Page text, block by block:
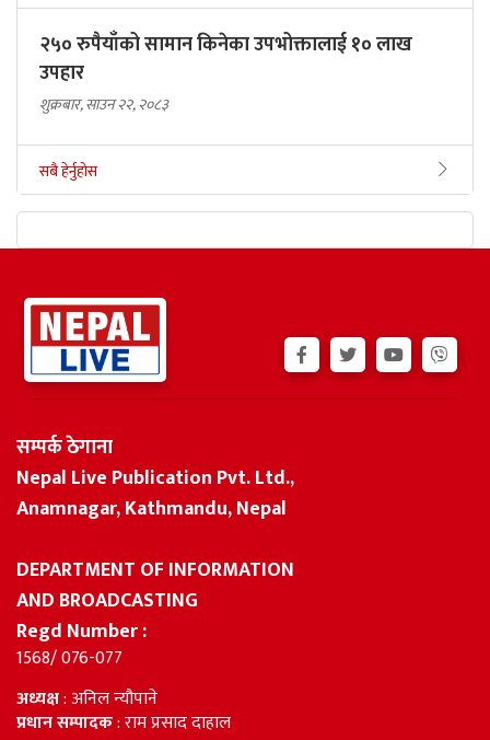
२५० रुपैयाँको सामान किनेका उपभोक्तालाई १० लाख
उपहार
शुक्रबार, साउन २२, २०८३
सबै हेर्नुहोस
सम्पर्क ठेगाना
Nepal Live Publication Pvt. Ltd.,
Anamnagar, Kathmandu, Nepal
DEPARTMENT OF INFORMATION
AND BROADCASTING
Regd Number :
1568/ 076-077
अध्यक्ष: अनिल न्यौपाने
प्रधान सम्पादक: राम प्रसाद दाहाल